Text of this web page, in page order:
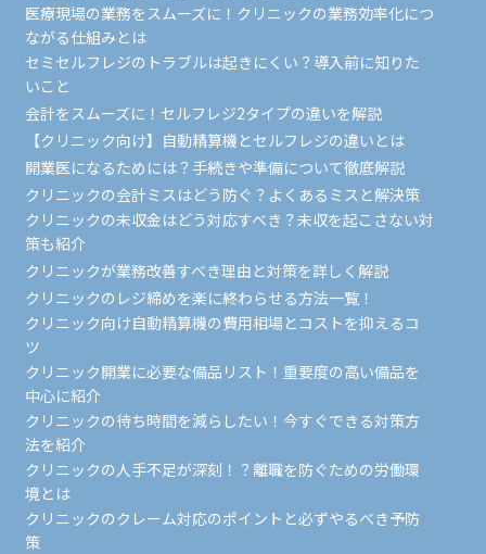
医療現場の業務をスムーズに！クリニックの業務効率化につ
ながる仕組みとは
セミセルフレジのトラブルは起きにくい？導入前に知りた
いこと
会計をスムーズに！セルフレジ2タイプの違いを解説
【クリニック向け】自動精算機とセルフレジの違いとは
開業医になるためには？手続きや準備について徹底解説
クリニックの会計ミスはどう防ぐ？よくあるミスと解決策
クリニックの未収金はどう対応すべき？未収を起こさない対
策も紹介
クリニックが業務改善すべき理由と対策を詳しく解説
クリニックのレジ締めを楽に終わらせる方法一覧！
クリニック向け自動精算機の費用相場とコストを抑えるコ
ツ
クリニック開業に必要な備品リスト！重要度の高い備品を
中心に紹介
クリニックの待ち時間を減らしたい！今すぐできる対策方
法を紹介
クリニックの人手不足が深刻！？離職を防ぐための労働環
境とは
クリニックのクレーム対応のポイントと必ずやるべき予防
策